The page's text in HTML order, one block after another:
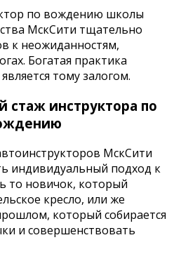
по вождению школы
МскСити тщательно
к неожиданностям,
Богатая практика
тому залогом.
стаж инструктора по
МскСити
индивидуальный подход к
то новичок, который
кресло, или же
который собирается
и совершенствовать